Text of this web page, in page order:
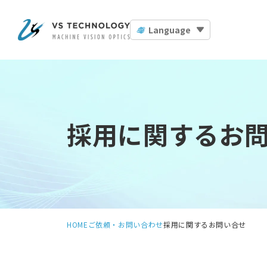
Language
採用に関するお
HOME ご依頼・お問い合わせ採用に関するお問い合せ